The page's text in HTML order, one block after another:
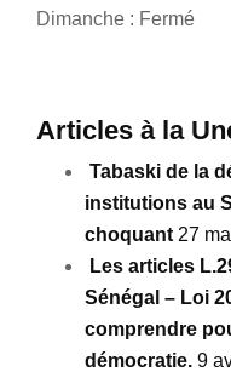
Dimanche : Fermé
Articles à la
Tabaski de la
institutions au
choquant 27
Les articles
Sénégal – Loi
comprendre
démocratie. 9